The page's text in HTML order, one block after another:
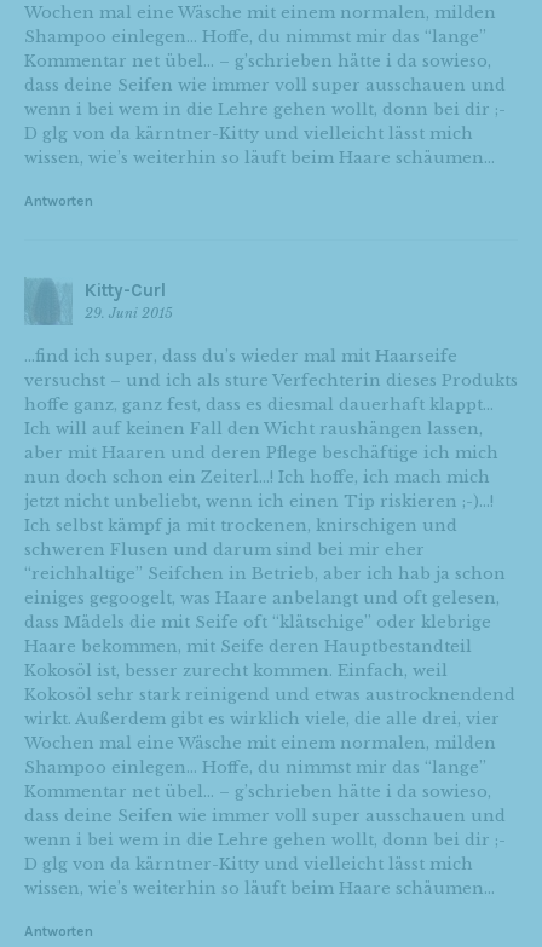
Wochen mal eine Wäsche mit einem normalen, milden
Shampoo einlegen… Hoffe, du nimmst mir das “lange”
Kommentar net übel… – g’schrieben hätte i da sowieso,
dass deine Seifen wie immer voll super ausschauen und
wenn i bei wem in die Lehre gehen wollt, donn bei dir ;-
D glg von da kärntner-Kitty und vielleicht lässt mich
wissen, wie’s weiterhin so läuft beim Haare schäumen…
Antworten
Kitty-Curl
29. Juni 2015
…find ich super, dass du’s wieder mal mit Haarseife
versuchst – und ich als sture Verfechterin dieses Produkts
hoffe ganz, ganz fest, dass es diesmal dauerhaft klappt…
Ich will auf keinen Fall den Wicht raushängen lassen,
aber mit Haaren und deren Pflege beschäftige ich mich
nun doch schon ein Zeiterl…! Ich hoffe, ich mach mich
jetzt nicht unbeliebt, wenn ich einen Tip riskieren ;-)…!
Ich selbst kämpf ja mit trockenen, knirschigen und
schweren Flusen und darum sind bei mir eher
“reichhaltige” Seifchen in Betrieb, aber ich hab ja schon
einiges gegoogelt, was Haare anbelangt und oft gelesen,
dass Mädels die mit Seife oft “klätschige” oder klebrige
Haare bekommen, mit Seife deren Hauptbestandteil
Kokosöl ist, besser zurecht kommen. Einfach, weil
Kokosöl sehr stark reinigend und etwas austrocknendend
wirkt. Außerdem gibt es wirklich viele, die alle drei, vier
Wochen mal eine Wäsche mit einem normalen, milden
Shampoo einlegen… Hoffe, du nimmst mir das “lange”
Kommentar net übel… – g’schrieben hätte i da sowieso,
dass deine Seifen wie immer voll super ausschauen und
wenn i bei wem in die Lehre gehen wollt, donn bei dir ;-
D glg von da kärntner-Kitty und vielleicht lässt mich
wissen, wie’s weiterhin so läuft beim Haare schäumen…
Antworten